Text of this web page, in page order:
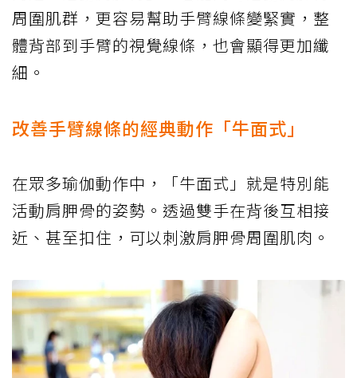
周圍肌群，更容易幫助手臂線條變緊實，整
體背部到手臂的視覺線條，也會顯得更加纖
細。
改善手臂線條的經典動作「牛面式」
在眾多瑜伽動作中，「牛面式」就是特別能
活動肩胛骨的姿勢。透過雙手在背後互相接
近、甚至扣住，可以刺激肩胛骨周圍肌肉。